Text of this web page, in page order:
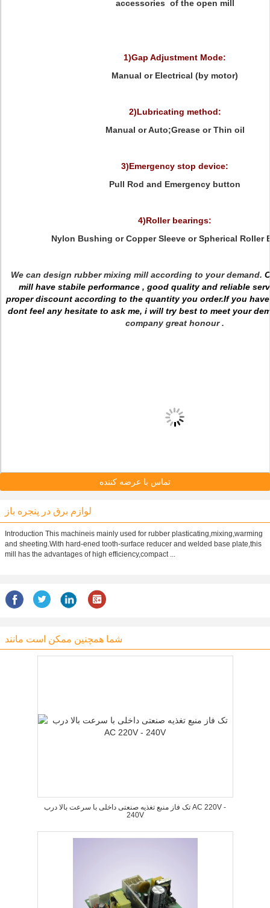
accessories of the open mill
1)Gap Adjustment Mode:
Manual or Electrical (by motor)
2)Lubricating method:
Manual or Auto;Grease or Thin oil
3)Emergency stop device:
Pull Rod and Emergency button
4)Roller bearings:
Nylon Bushing or Copper Sleeve or Spherical Roller
We can design rubber mixing mill according to your demand.
mill have stabile performance , good quality and reliable
proper discount according to the quantity you order.If you
dont feel any hesitate to ask me, i will try best to meet your
company great honour .
تماس با عرضه کننده
لوازم برق در پنجره باز
Introduction This machineis mainly used for rubber plasticating,mixing,warming
and sheeting.With hard-ened tooth-surface reducer and welded base plate,this
mill has the advantages of high efficiency,compact ...
شما همچنین ممکن است مانند
تک فاز منبع تغذیه صنعتی داخلی با سرعت بالا درب AC 220V -
240V